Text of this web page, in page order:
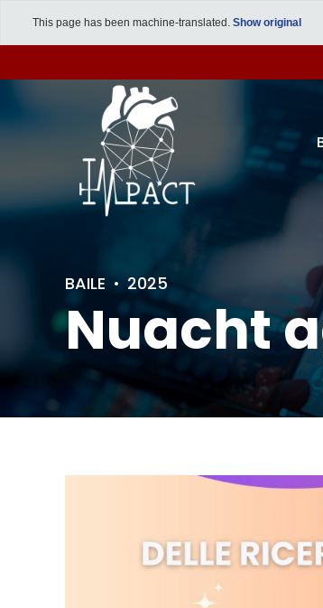
This page has been machine-translated. Show original
BAILE 2025
Nuacht